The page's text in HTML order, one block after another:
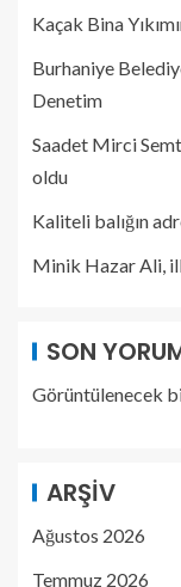
Kaçak Bina
Burhaniye
Denetim
Saadet Mirci
oldu
Kaliteli balığın
Minik Hazar Ali,
SON
Görüntülenecek
ARŞIV
Ağustos 2026
Temmuz 2026